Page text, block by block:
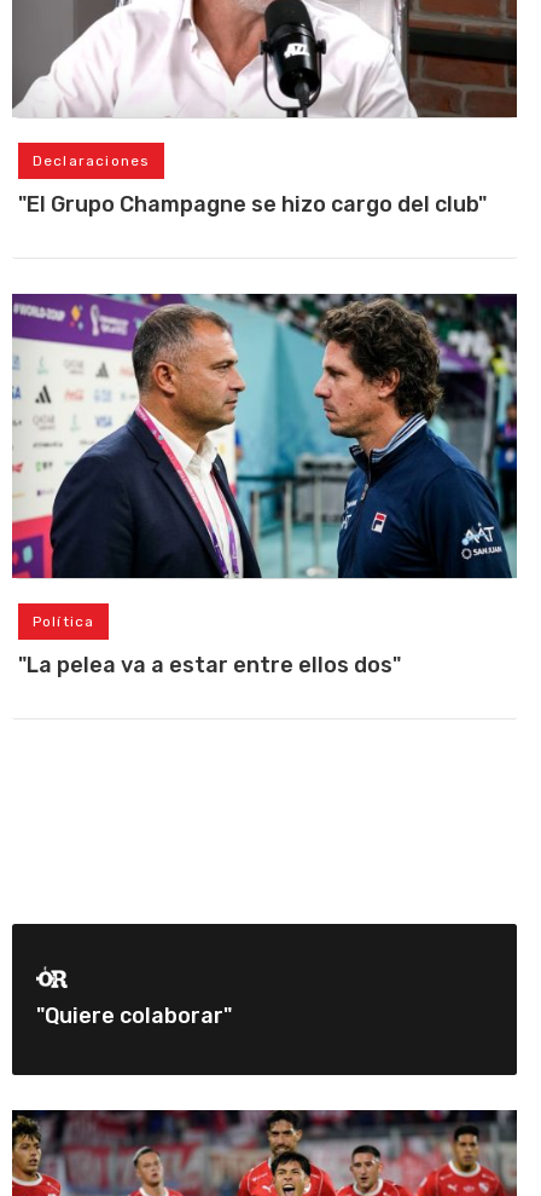
Declaraciones
"El Grupo Champagne se hizo cargo del club"
Política
"La pelea va a estar entre ellos dos"
"Quiere colaborar"